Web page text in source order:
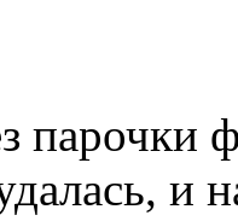
парочки